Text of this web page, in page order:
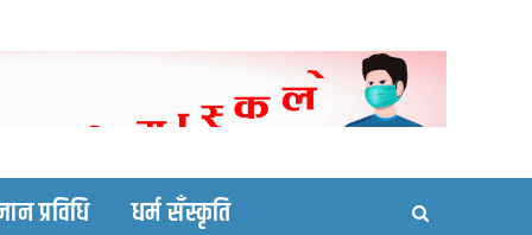
site
प्रविधि धर्म सँस्कृति